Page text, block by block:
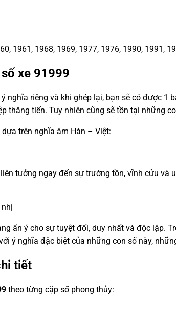
1961, 1968, 1969, 1977, 1976, 1990, 1991,
xe 91999
riêng và khi ghép lại, bạn sẽ có được 1
thăng tiến. Tuy nhiên cũng sẽ tồn tại những
dựa trên nghĩa âm Hán – Việt:
tưởng ngay đến sự trường tồn, vĩnh cửu
ẩn ý cho sự tuyệt đối, duy nhất và độc lập.
ý nghĩa đặc biệt của những con số này,
tiết
theo từng cặp số phong thủy: